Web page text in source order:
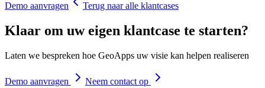
Demo aanvragen Terug naar alle klantcases
Klaar om uw eigen klantcase te starten?
Laten we bespreken hoe GeoApps uw visie kan helpen realiseren
Demo aanvragen Neem contact op